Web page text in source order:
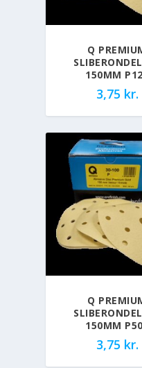
Q
150MM
3,75 kr.
Q
150MM
3,75 kr.